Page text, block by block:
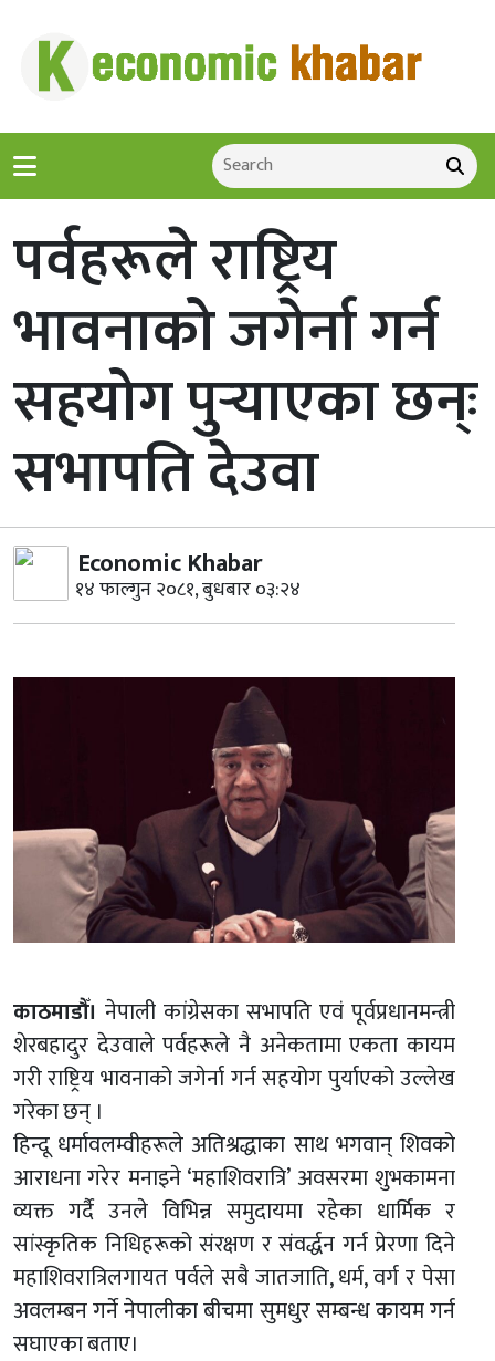
पर्वहरूले राष्ट्रिय
भावनाको जगेर्ना गर्न
सहयोग पुर्‍याएका छन्ः
सभापति देउवा
Economic Khabar
१४ फाल्गुन २०८१, बुधबार ०३:२४
काठमाडौँ। नेपाली कांग्रेसका सभापति एवं पूर्वप्रधानमन्त्री
शेरबहादुर देउवाले पर्वहरूले नै अनेकतामा एकता कायम
गरी राष्ट्रिय भावनाको जगेर्ना गर्न सहयोग पुर्याएको उल्लेख
गरेका छन् ।
हिन्दू धर्मावलम्वीहरूले अतिश्रद्धाका साथ भगवान् शिवको
आराधना गरेर मनाइने ‘महाशिवरात्रि’ अवसरमा शुभकामना
व्यक्त गर्दै उनले विभिन्न समुदायमा रहेका धार्मिक र
सांस्कृतिक निधिहरूको संरक्षण र संवर्द्धन गर्न प्रेरणा दिने
महाशिवरात्रिलगायत पर्वले सबै जातजाति, धर्म, वर्ग र पेसा
अवलम्बन गर्ने नेपालीका बीचमा सुमधुर सम्बन्ध कायम गर्न
सघाएका बताए।